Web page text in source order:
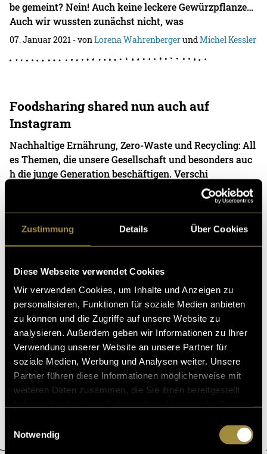
Zustimmung Details Über Cookies
Diese Webseite verwendet Cookies
Wir verwenden Cookies, um Inhalte und Anzeigen zu
personalisieren, Funktionen für soziale Medien anbieten
zu können und die Zugriffe auf unsere Website zu
analysieren. Außerdem geben wir Informationen zu Ihrer
Verwendung unserer Website an unsere Partner für
soziale Medien, Werbung und Analysen weiter. Unsere
Partner führen diese Informationen möglicherweise mit
weiteren Daten zusammen, die Sie ihnen bereitgestellt
Notwendig
be gemeint? Nein! Auch keine leckere Gewürzpflanze…
Auch wir wussten zunächst nicht, was
07. Januar 2021 - vonLorena WahrenbergerundMichel Kessler
Foodsharing shared nun auch auf
Instagram
Nachhaltige Ernährung, Zero-Waste und Recycling: All
es Themen, die unsere Gesellschaft und besonders auc
h die junge Generation beschäftigen. Verschi
Lorena Wahrenberger
Paradise»
Schon seit dem ersten «Digezz-Semester» begleitet uns
das Projekt «Millennials in Paradise» durch das MMP-
Studium. Zwei Beiträge sind bereits auf
04. September 2020- vonMichel Kessler,Lorena Wahrenberger
Demian Spescha
und Nicola Spescha